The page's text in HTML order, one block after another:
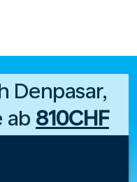
Denpasar,
ab 810CHF